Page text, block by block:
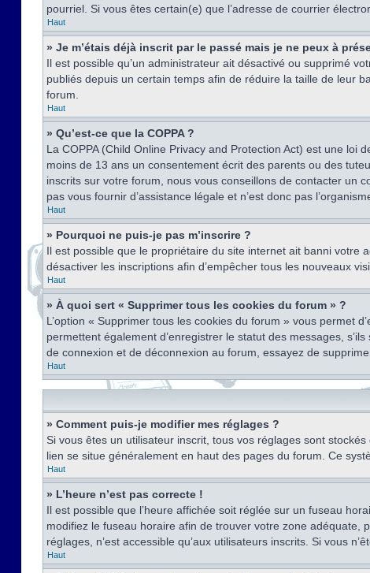
pourriel. Si vous êtes certain(e) que l’adresse de courrier
Haut
» Je m’étais déjà inscrit par le passé mais je ne peux à
Il est possible qu’un administrateur ait désactivé ou supprimé
publiés depuis un certain temps afin de réduire la taille de leur
forum.
Haut
» Qu’est-ce que la COPPA ?
La COPPA (Child Online Privacy and Protection Act) est une loi
moins de 13 ans un consentement écrit des parents ou des
inscrits sur votre forum, nous vous conseillons de contacter un
pas vous fournir d’assistance légale et n’est donc pas
Haut
» Pourquoi ne puis-je pas m’inscrire ?
Il est possible que le propriétaire du site internet ait banni votre
désactiver les inscriptions afin d’empêcher tous les nouveaux
Haut
» À quoi sert « Supprimer tous les cookies du forum » ?
L’option « Supprimer tous les cookies du forum » vous permet
permettent également d’enregistrer le statut des messages,
de connexion et de déconnexion au forum, essayez de
Haut
» Comment puis-je modifier mes réglages ?
Si vous êtes un utilisateur inscrit, tous vos réglages sont
lien se situe généralement en haut des pages du forum. Ce
Haut
» L’heure n’est pas correcte !
Il est possible que l’heure affichée soit réglée sur un fuseau
modifiez le fuseau horaire afin de trouver votre zone adéquate,
réglages, n’est accessible qu’aux utilisateurs inscrits. Si vous
Haut